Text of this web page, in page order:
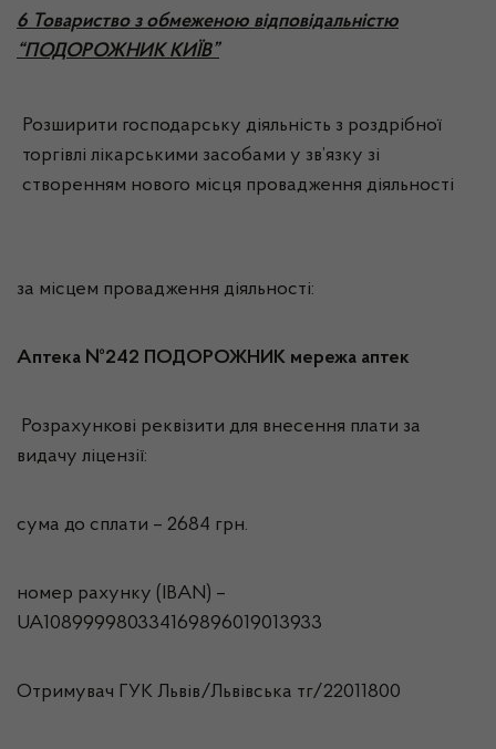
6 Товариство з обмеженою відповідальністю
“ПОДОРОЖНИК КИЇВ”
Розширити господарську діяльність з роздрібної
торгівлі лікарськими засобами у зв’язку зі
створенням нового місця провадження діяльності
за місцем провадження діяльності:
Аптека №242 ПОДОРОЖНИК мережа аптек
Розрахункові реквізити для внесення плати за
видачу ліцензії:
сума до сплати – 2684 грн.
номер рахунку (IBAN) –
UA108999980334169896019013933
Отримувач ГУК Львiв/Львівська тг/22011800